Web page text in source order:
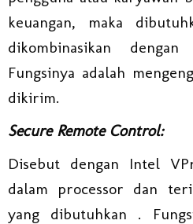
keuangan, maka
dikombinasikan
Fungsinya adalah
dikirim.
Secure Remote Control:
Disebut dengan Intel
dalam processor dan
yang dibutuhkan .